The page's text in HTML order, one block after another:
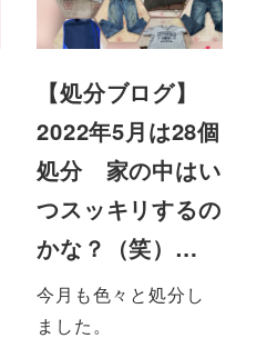
【処分ブログ】
2022年5月は28個
処分 家の中はい
つスッキリするの
かな？（笑）…
今月も色々と処分し
ました。